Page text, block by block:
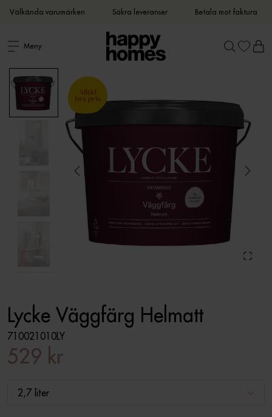
Välkända varumärken Säkra leveranser Betala mot faktura
Meny
Lycke Väggfärg Helmatt
710021010LY
529 kr
2,7 liter